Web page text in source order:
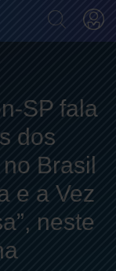
SP fala
dos
Brasil
e a Vez
neste